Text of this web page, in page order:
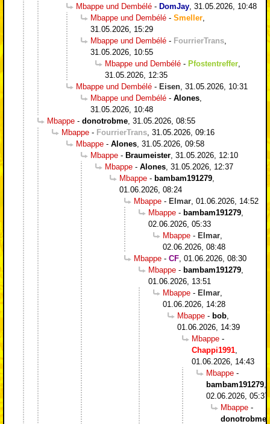
Mbappe und Dembélé - DomJay 31.05.2026, 10:48
Mbappe und Dembélé - Smeller
31.05.2026, 15:29
Mbappe und Dembélé - FourrierTrans
31.05.2026, 10:55
Mbappe und Dembélé - Pfostentreffer
31.05.2026, 12:35
Mbappe und Dembélé - Eisen 31.05.2026, 10:31
Mbappe und Dembélé - Alones
31.05.2026, 10:48
Mbappe - donotrobme 31.05.2026, 08:55
Mbappe - FourrierTrans 31.05.2026, 09:16
Mbappe - Alones 31.05.2026, 09:58
Mbappe - Braumeister 31.05.2026, 12:10
Mbappe - Alones 31.05.2026, 12:37
Mbappe - bambam191279
01.06.2026, 08:24
Mbappe - Elmar 01.06.2026, 14:52
Mbappe - bambam191279
02.06.2026, 05:33
Mbappe - Elmar
02.06.2026, 08:48
Mbappe - CF 01.06.2026, 08:30
Mbappe - bambam191279
01.06.2026, 13:51
Mbappe - Elmar
01.06.2026, 14:28
Mbappe - bob
01.06.2026, 14:39
Mbappe -
Chappi1991
01.06.2026, 14:43
Mbappe -
bambam191279
02.06.2026, 05:37
Mbappe -
donotrobme,